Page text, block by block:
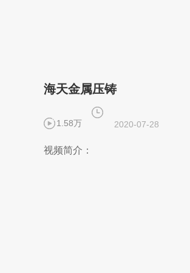
海天金属压铸
1.58万 2020-07-28
视频简介：